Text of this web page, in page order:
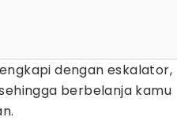
dengan eskalator,
berbelanja kamu